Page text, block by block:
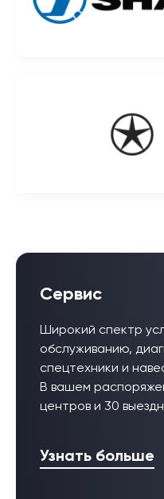
Сервис
Широкий спектр
обслуживанию,
спецтехники и
В вашем
центров и 30
Узнать больше